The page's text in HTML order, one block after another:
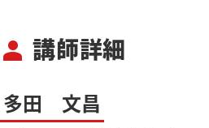
person 講師詳細
多田 文昌